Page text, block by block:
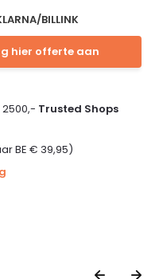
BILLINK
hier offerte aan
Trusted Shops
BE € 39,95)